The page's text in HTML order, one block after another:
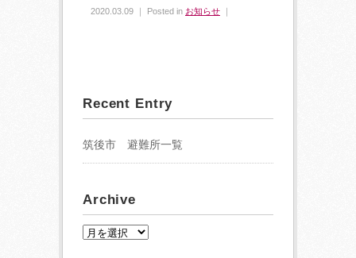
2020.03.09 ｜ Posted in お知らせ ｜
Recent Entry
筑後市 避難所一覧
Archive